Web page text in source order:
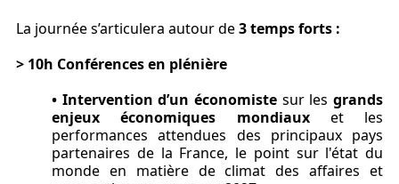
La journée s’articulera autour de3 temps forts :
> 10h Conférences en plénière
• Intervention d’un économiste sur lesgrands
enjeux économiques mondiauxet les
performances attendues des principaux pays
partenaires de la France, le point sur l'état du
monde en matière de climat des affaires et